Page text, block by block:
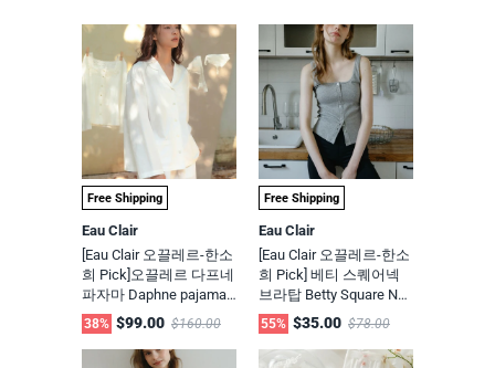
Free Shipping
Eau Clair
[Eau Clair 오끌레르-한소
희 Pick]오끌레르 다프네
파자마 Daphne pajama /
무신사, 29cm 화제의 파
자마 - ODK Direct(주문
당일출고)
38% $99.00 $160.00
Free Shipping
Eau Clair
[Eau Clair 오끌레르-한소
희 Pick] 베티 스퀘어넥
브라탑 Betty Square Nec
k Bra Top / 무신사, 29c
m 화제의 브랜드
55% $35.00 $78.00